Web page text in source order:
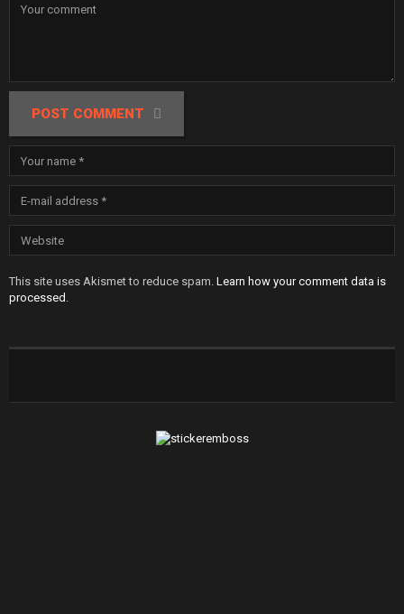
POST COMMENT
This site uses Akismet to reduce spam. Learn how your comment data is
processed .